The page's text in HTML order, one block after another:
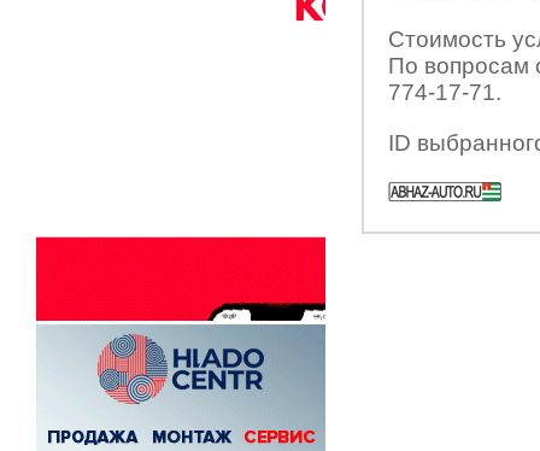
Стоимость
По вопросам
774-17-71.
ID